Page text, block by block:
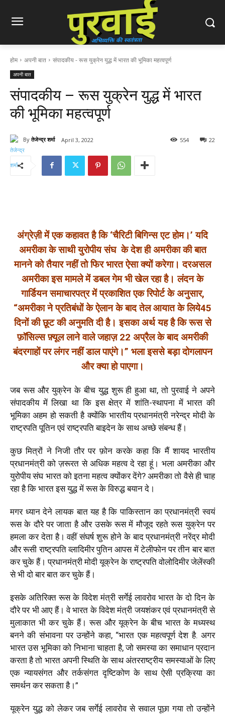
होम अपनी बात संपादकीय - रूस युक्रेन युद्ध में भारत की भूमिका महत्वपूर्ण
अपनी बात
संपादकीय – रूस युक्रेन युद्ध में भारत
की भूमिका महत्वपूर्ण
By तेजेन्द्र शर्मा April 3, 2022 22
554
अंग्रेज़ी में एक कहावत है कि ‘चैरिटी बिगिन्स एट होम।’ यदि
अमरीका के साथी युरोपीय संघ के देश ही अमरीका की बात
मानने को तैयार नहीं तो फिर भारत ऐसा क्यों करेगा। दरअसल
अमरीका इस मामले में डबल गेम भी खेल रहा है। लंदन के
गार्डियन समाचारपत्र में प्रकाशित एक रिपोर्ट के अनुसार,
“अमरीका ने प्रतिबंधों के ऐलान के बाद तेल आयात के लिये45
दिनों की छूट की अनुमति दी है। इसका अर्थ यह है कि रूस से
फ़ॉसिल्स फ़्यूल लाने वाले जहाज़ 22 अप्रैल के बाद अमरीकी
बंदरगाहों पर लंगर नहीं डाल पाएंगे।” भला इससे बड़ा दोगलापन
और क्या हो पाएगा।
जब रूस और युक्रेन के बीच युद्ध शुरू ही हुआ था, तो पुरवाई ने अपने
संपादकीय में लिखा था कि इस क्षेत्र में शांति-स्थापना में भारत की
भूमिका अहम हो सकती है क्योंकि भारतीय प्रधानमंत्री नरेन्द्र मोदी के
राष्ट्रपति पूतिन एवं राष्ट्रपति बाइदेन के साथ अच्छे संबन्ध हैं।
कुछ मित्रों ने निजी तौर पर फ़ोन करके कहा कि मैं शायद भारतीय
प्रधानमंत्री को ज़रूरत से अधिक महत्व दे रहा हूं। भला अमरीका और
युरोपीय संघ भारत को इतना महत्व क्योंकर देंगे? अमरीका तो वैसे ही चाह
रहा है कि भारत इस युद्ध में रूस के विरुद्ध बयान दे।
मगर ध्यान देने लायक बात यह है कि पाकिस्तान का प्रधानमंत्री स्वयं
रूस के दौरे पर जाता है और उसके रूस में मौजूद रहते रूस युक्रेन पर
हमला कर देता है। वहींसंघर्ष शुरू होने के बाद प्रधानमंत्री नरेंद्र मोदी
और रूसी राष्ट्रपति व्लादिमीर पुतिन आपस में टेलीफोन पर तीन बार बात
कर चुके हैं। प्रधानमंत्री मोदी यूक्रेन के राष्ट्रपति वोलोदिमीर जेलेंस्की
से भी दो बार बात कर चुके हैं।
इसके अतिरिक्तरूस के विदेश मंत्री सर्गेई लावरोव भारत के दो दिन के
दौरे पर भी आए हैं। वे भारत के विदेश मंत्री जयशंकर एवं प्रधानमंत्री से
मुलाकात भी कर चुके हैं।रूस और यूक्रेन के बीच भारत के मध्यस्थ
बनने की संभावना पर उन्होंने कहा, “भारत एक महत्वपूर्ण देश है. अगर
भारत उस भूमिका को निभाना चाहता है, जो समस्या का समाधान प्रदान
करता है तो भारत अपनी स्थिति के साथ अंतरराष्ट्रीय समस्याओं के लिए
एक न्यायसंगत और तर्कसंगत दृष्टिकोण के साथ ऐसी प्रक्रिया का
समर्थन कर सकता है।”
यूक्रेन युद्ध को लेकर जब सर्गेई लावरोव से सवाल पूछा गया तो उन्होंने